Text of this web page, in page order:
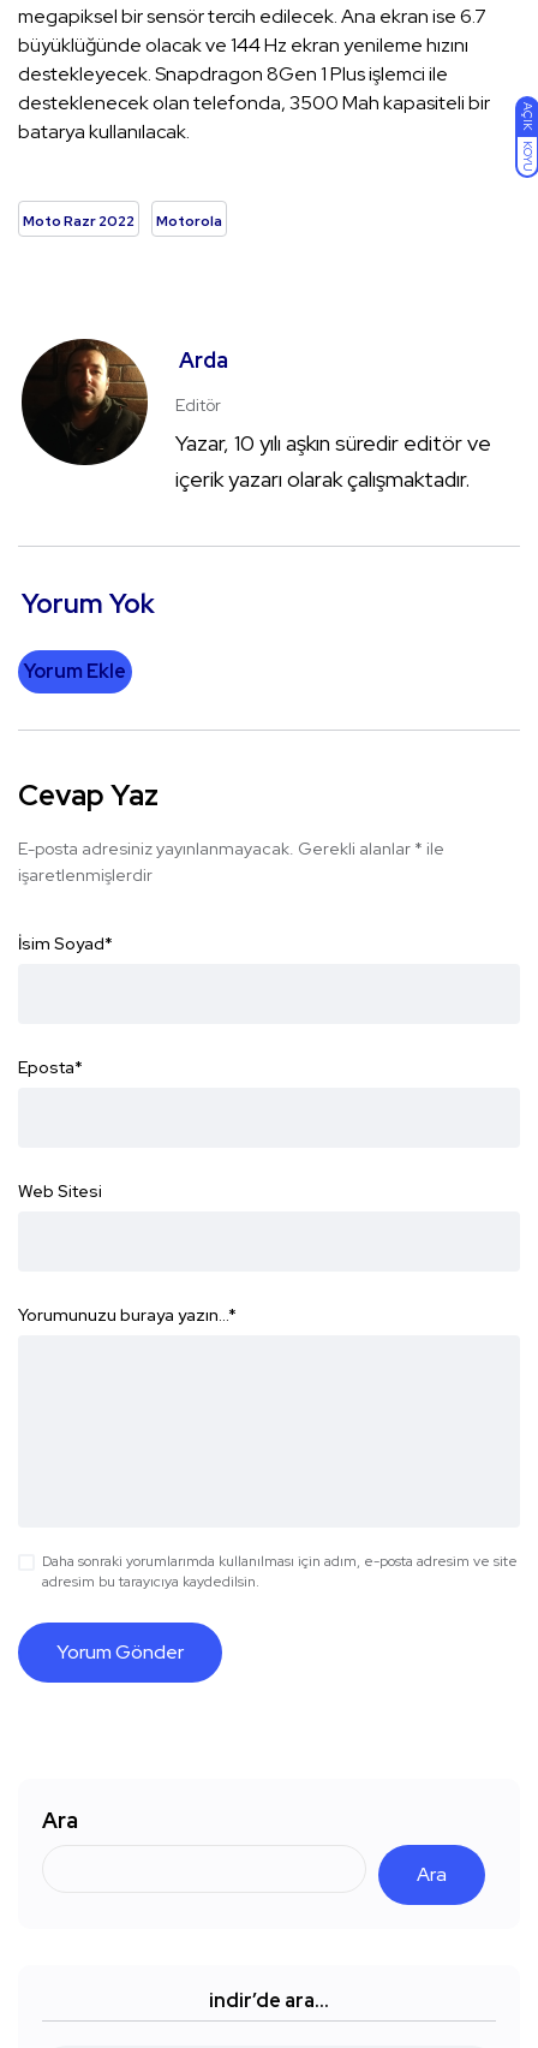
AÇIK
KOYU
megapiksel bir sensör tercih edilecek. Ana ekran ise 6.7
büyüklüğünde olacak ve 144 Hz ekran yenileme hızını
destekleyecek. Snapdragon 8Gen 1 Plus işlemci ile
desteklenecek olan telefonda, 3500 Mah kapasiteli bir
batarya kullanılacak.
Moto Razr 2022 Motorola
Arda
Editör
Yazar, 10 yılı aşkın süredir editör ve
içerik yazarı olarak çalışmaktadır.
Yorum Yok
Yorum Ekle
Cevap Yaz
E-posta adresiniz yayınlanmayacak. Gerekli alanlar * ile
işaretlenmişlerdir
İsim Soyad*
Eposta*
Web Sitesi
Yorumunuzu buraya yazın...*
Daha sonraki yorumlarımda kullanılması için adım, e-posta adresim ve site
adresim bu tarayıcıya kaydedilsin.
Ara
Ara
indir’de ara…